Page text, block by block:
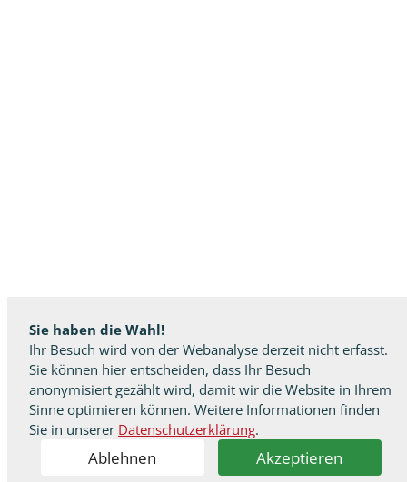
Sie haben die Wahl!
Ihr Besuch wird von der Webanalyse derzeit nicht erfasst.
Sie können hier entscheiden, dass Ihr Besuch
anonymisiert gezählt wird, damit wir die Website in Ihrem
Sinne optimieren können. Weitere Informationen finden
Sie in unserer Datenschutzerklärung.
Ablehnen Akzeptieren